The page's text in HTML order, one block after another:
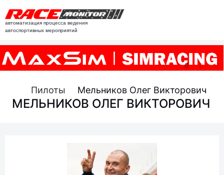
автоматизация процесса ведения
автоспортивных мероприятий
Пилоты Мельников Олег Викторович
МЕЛЬНИКОВ ОЛЕГ ВИКТОРОВИЧ